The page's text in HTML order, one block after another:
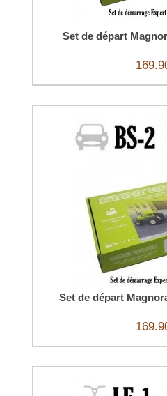
Set de départ
Set de départ